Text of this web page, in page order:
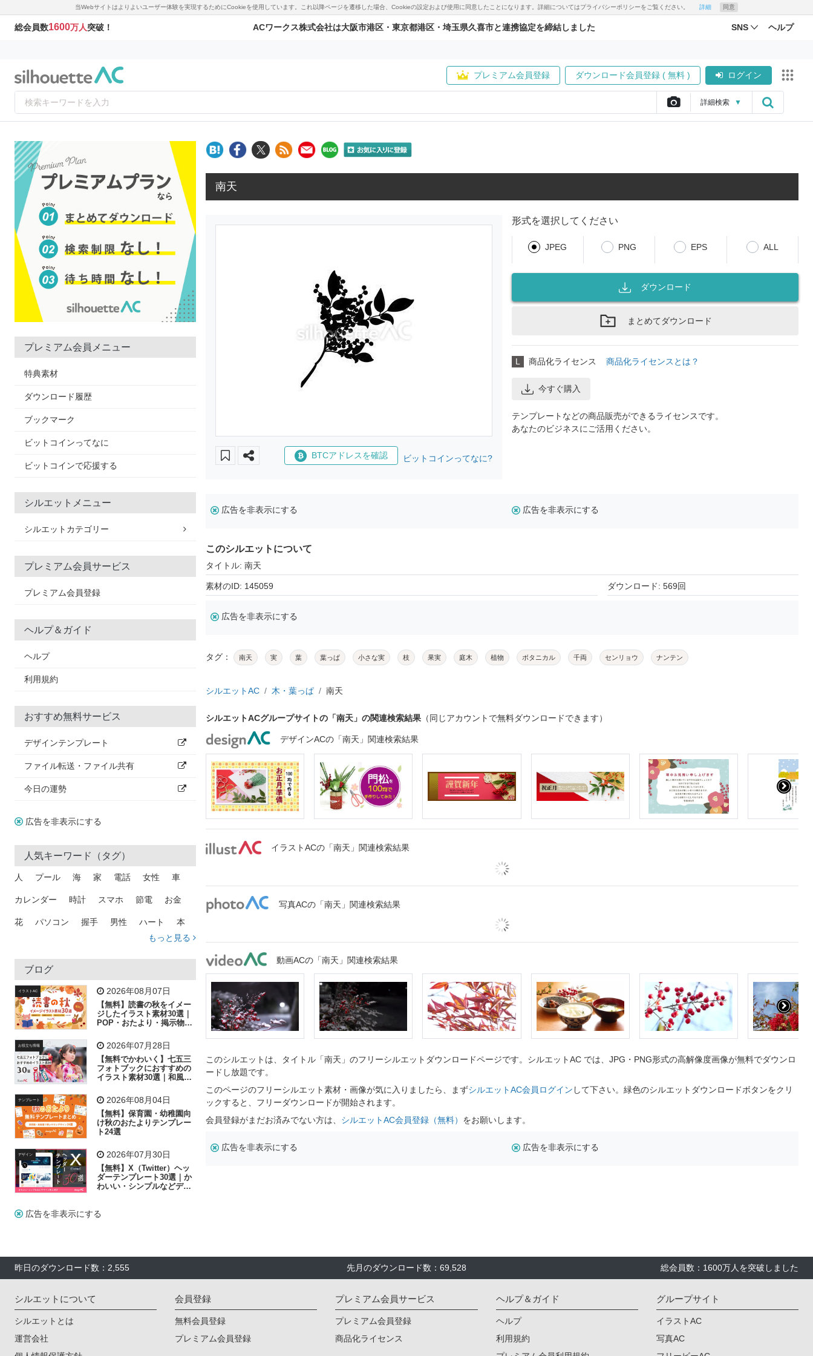
当Webサイトはよりよいユーザー体験を実現するためにCookieを使用しています。これ以降ページを遷移した場合、Cookieの設定および使用に同意したことになります。詳細についてはプライバシーポリシーをご覧ください。 詳細 同意
総会員数1600万人突破！ ACワークス株式会社は大阪市港区・東京都港区・埼玉県久喜市と連携協定を締結しました SNS ヘルプ
プレミアム会員登録 ダウンロード会員登録 ( 無料 ) ログイン
詳細検索 ▼
プレミアム会員メニュー
特典素材
ダウンロード履歴
ブックマーク
ビットコインってなに
ビットコインで応援する
シルエットメニュー
シルエットカテゴリー
プレミアム会員サービス
プレミアム会員登録
ヘルプ＆ガイド
ヘルプ
利用規約
おすすめ無料サービス
デザインテンプレート
ファイル転送・ファイル共有
今日の運勢
広告を非表示にする
人気キーワード（タグ）
人 プール 海 家 電話 女性 車
カレンダー 時計 スマホ 節電 お金
花 パソコン 握手 男性 ハート 本
トラック 木
吹き出し
飛行機 グラフ ビル 魚 家族 書類
歩く 工場 会社 太陽 キラキラ
子供 作業員 葉 相談 ピクトグラム
もっと見る
ブログ
イラストAC 2026年08月07日
【無料】読書の秋をイメー
ジしたイラスト素材30選｜
POP・おたより・掲示物に
お役立ち情報 2026年07月28日
【無料でかわいく】七五三
フォトブックにおすすめの
イラスト素材30選｜和風の
テンプレート 2026年08月04日
【無料】保育園・幼稚園向
け秋のおたよりテンプレー
ト24選
デザイン 2026年07月30日
【無料】X（Twitter）ヘッ
ダーテンプレート30選｜か
わいい・シンプルなどデザ
広告を非表示にする
南天
BTCアドレスを確認 ビットコインってなに?
形式を選択してください
JPEG PNG EPS ALL
ダウンロード
まとめてダウンロード
L 商品化ライセンス 商品化ライセンスとは？
今すぐ購入
テンプレートなどの商品販売ができるライセンスです。
あなたのビジネスにご活用ください。
広告を非表示にする 広告を非表示にする
このシルエットについて
タイトル: 南天
素材のID: 145059 ダウンロード: 569回
広告を非表示にする
タグ： 南天 実 葉 葉っぱ 小さな実 枝 果実 庭木 植物 ボタニカル 千両 センリョウ ナンテン
シルエットAC 木・葉っぱ 南天
シルエットACグループサイトの「南天」の関連検索結果 （同じアカウントで無料ダウンロードできます）
デザインACの「南天」関連検索結果
イラストACの「南天」関連検索結果
写真ACの「南天」関連検索結果
動画ACの「南天」関連検索結果
このシルエットは、タイトル「南天」のフリーシルエットダウンロードページです。シルエットAC では、JPG・PNG形式の高解像度画像が無料でダウンロ
ードし放題です。
このページのフリーシルエット素材・画像が気に入りましたら、まずシルエットAC会員ログイン して下さい。緑色のシルエットダウンロードボタンをクリ
ックすると、フリーダウンロードが開始されます。
会員登録がまだお済みでない方は、 シルエットAC会員登録（無料） をお願いします。
広告を非表示にする 広告を非表示にする
昨日のダウンロード数：2,555 先月のダウンロード数：69,528 総会員数：1600万人を突破しました
シルエットについて
シルエットとは
運営会社
会員登録
無料会員登録
プレミアム会員登録
プレミアム会員サービス
プレミアム会員登録
商品化ライセンス
ヘルプ＆ガイド
ヘルプ
利用規約
グループサイト
イラストAC
写真AC